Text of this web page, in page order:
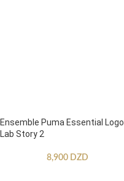
Ensemble Puma Essential Logo
Lab Story 2
8,900 DZD